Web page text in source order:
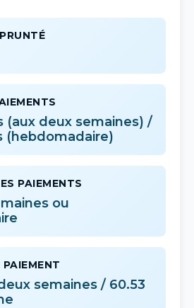
(aux deux semaines) /
(hebdomadaire)
PAIEMENTS
ou
deux semaines / 60.53